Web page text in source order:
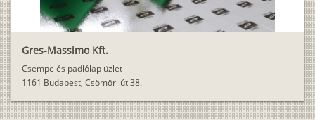
Gres-Massimo Kft.
Csempe és padlólap üzlet
1161 Budapest, Csömöri út 38.